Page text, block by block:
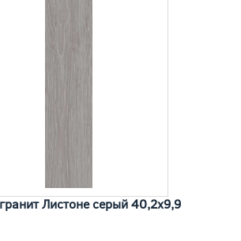
Листоне серый 40,2x9,9